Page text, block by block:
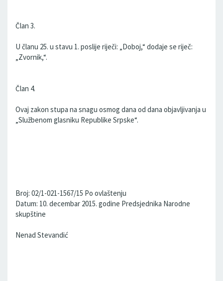
Član 3.
U članu 25. u stavu 1. poslije riječi: „Doboj,“ dodaje se riječ:
„Zvornik,“.
Član 4.
Ovaj zakon stupa na snagu osmog dana od dana objavljivanja u
„Službenom glasniku Republike Srpske“.
Broj: 02/1-021-1567/15 Po ovlaštenju
Datum: 10. decembar 2015. godine Predsjednika Narodne
skupštine
Nenad Stevandić